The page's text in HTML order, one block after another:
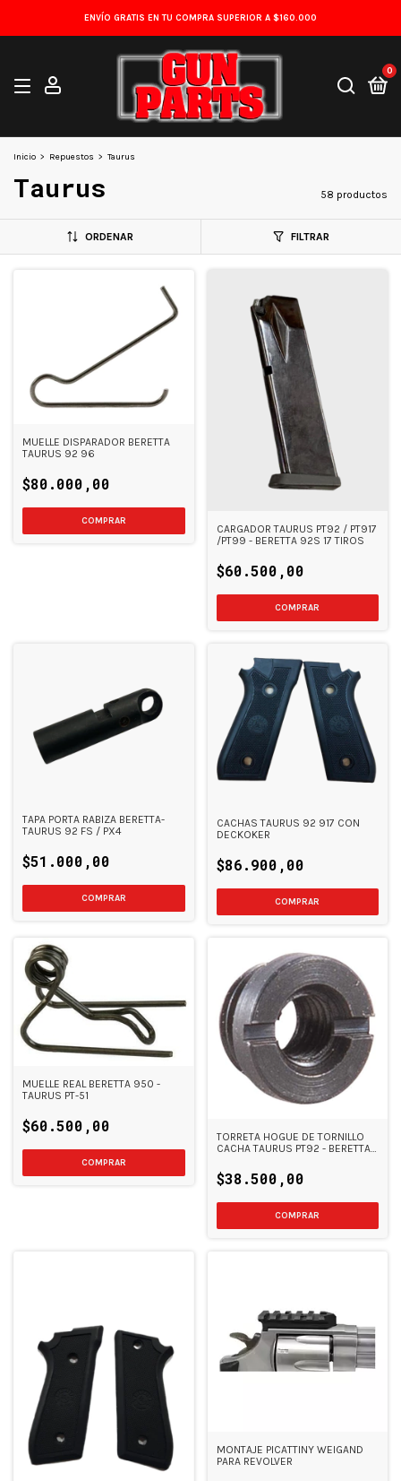
ENVÍO GRATIS EN TU COMPRA SUPERIOR A $160.000
0
Inicio > Repuestos > Taurus
Taurus 58 productos
ORDENAR FILTRAR
MUELLE DISPARADOR BERETTA
TAURUS 92 96
$80.000,00
CARGADOR TAURUS PT92 / PT917
/PT99 - BERETTA 92S 17 TIROS
$60.500,00
TAPA PORTA RABIZA BERETTA-
TAURUS 92 FS / PX4
$51.000,00
CACHAS TAURUS 92 917 CON
DECKOKER
$86.900,00
MUELLE REAL BERETTA 950 -
TAURUS PT-51
$60.500,00
TORRETA HOGUE DE TORNILLO
CACHA TAURUS PT92 - BERETTA
$38.500,00
MONTAJE PICATTINY WEIGAND
PARA REVOLVER